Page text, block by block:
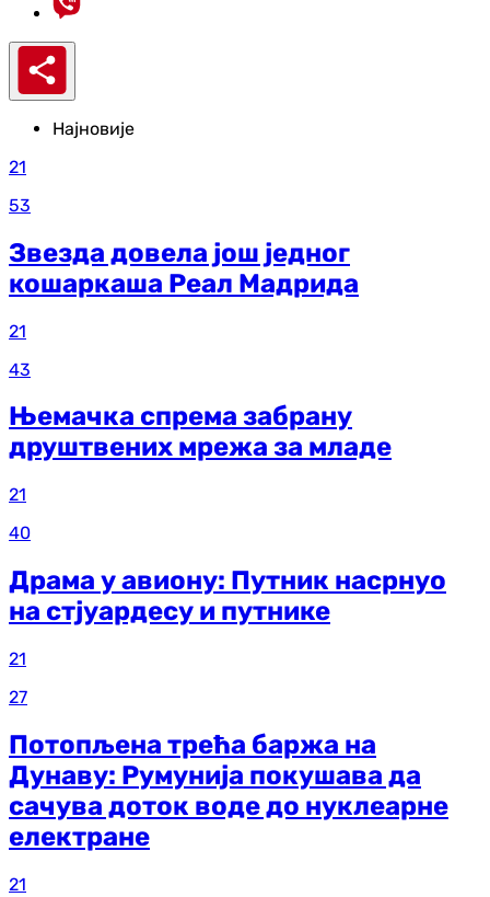
Најновије
21
53
Звезда довела још једног
кошаркаша Реал Мадрида
21
43
Њемачка спрема забрану
друштвених мрежа за младе
21
40
Драма у авиону: Путник насрнуо
на стјуардесу и путнике
21
27
Потопљена трећа баржа на
Дунаву: Румунија покушава да
сачува доток воде до нуклеарне
електране
21